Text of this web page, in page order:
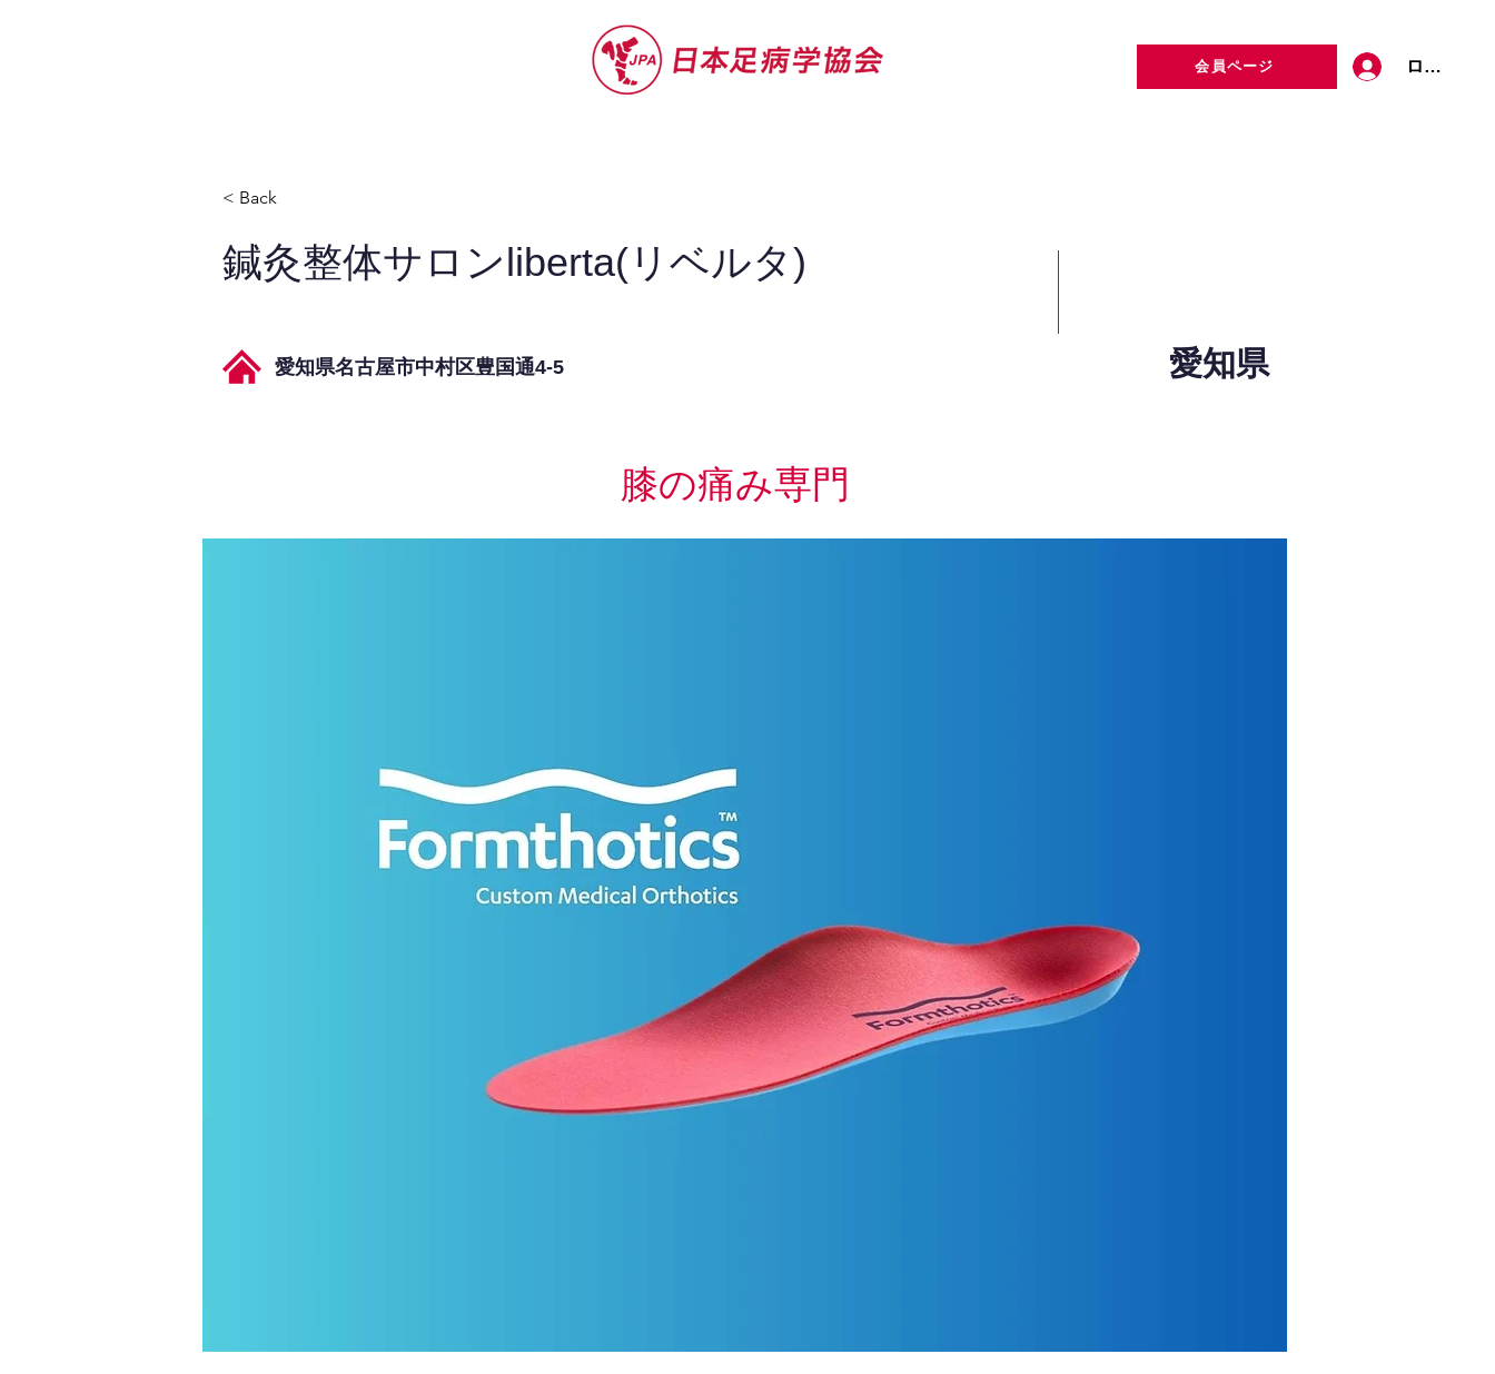
会員ページ ログイン
< Back
鍼灸整体サロンliberta(リベルタ)
愛知県名古屋市中村区豊国通4-5 愛知県
膝の痛み専門